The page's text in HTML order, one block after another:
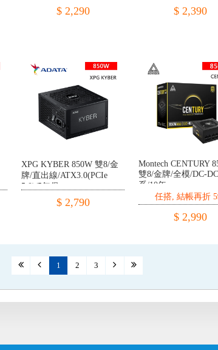
$ 2,290 $ 2,390
XPG KYBER 850W 雙8/金
牌/直出線/ATX3.0(PCIe
5.0)/5年保
$ 2,790
Montech CENTURY
雙8/金牌/全模/DC-
系/10年
任搭, 結帳再折
$ 2,990
1 2 3